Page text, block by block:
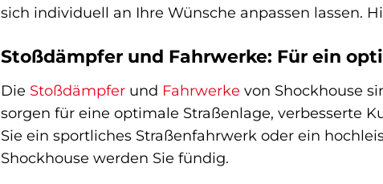
sich individuell an Ihre Wünsche anpassen lassen.
Stoßdämpfer und Fahrwerke: Für ein
Die Stoßdämpfer und Fahrwerke von Shockhouse
sorgen für eine optimale Straßenlage, verbesserte
Sie ein sportliches Straßenfahrwerk oder ein
Shockhouse werden Sie fündig.